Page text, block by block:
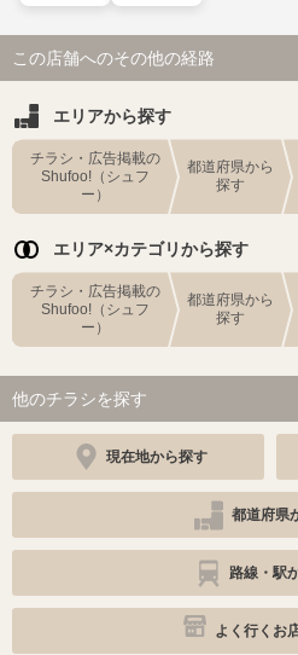
この店舗へのその他の経路
エリアから探す
チラシ・広告掲載の
Shufoo!（シュフ
ー）
都道府県から
探す
エリア×カテゴリから探す
チラシ・広告掲載の
Shufoo!（シュフ
ー）
都道府県から
探す
他のチラシを探す
現在地から探す
都道府県
路線・駅
よく行くお